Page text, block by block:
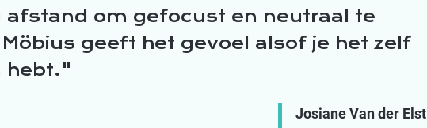
afstand om gefocust en neutraal te
Möbius geeft het gevoel alsof je het zelf
hebt.
Josiane Van der Elst